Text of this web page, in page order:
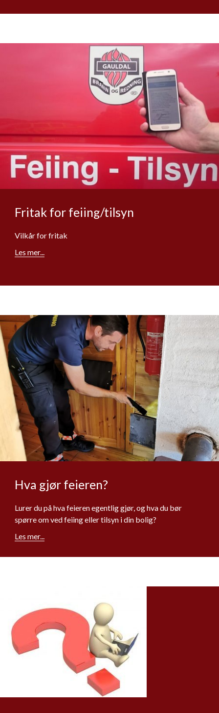
Fritak for feiing/tilsyn
Vilkår for fritak
Les mer...
Hva gjør feieren?
Lurer du på hva feieren egentlig gjør, og hva du bør
spørre om ved feiing eller tilsyn i din bolig?
Les mer...